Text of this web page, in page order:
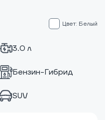
Цвет: Белый
3.0 л
Бензин-Гибрид
SUV